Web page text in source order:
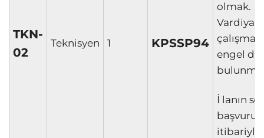
TKN-
02
Teknisyen 1 KPSSP94
olmak.
Vardiyalı
engel
İ lanın
başvuru
itibariyle